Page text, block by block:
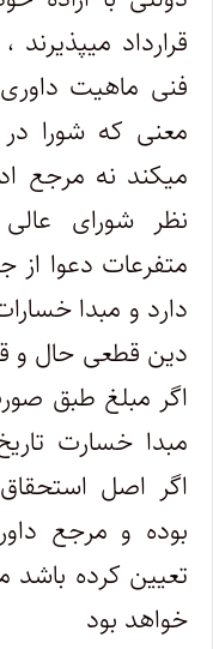
قرارداد
فنی ماهیت
معنی که شورا
میکند نه مرجع
نظر شورای
متفرعات دعوا از
دارد و مبدا
دین قطعی حال و
اگر مبلغ طبق
مبدا خسارت
اگر اصل
بوده و مرجع
تعیین کرده
خواهد بود